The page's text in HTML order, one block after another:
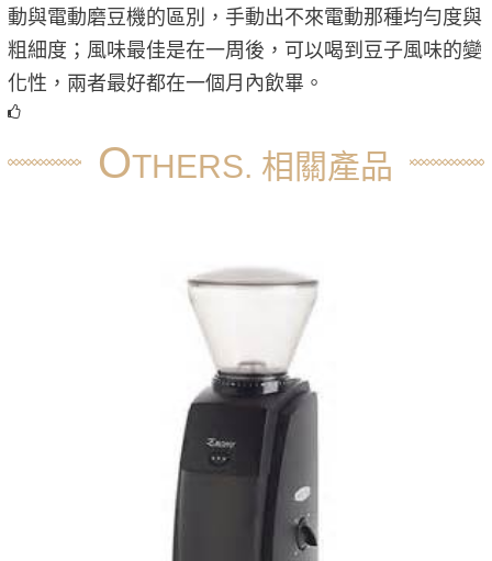
動與電動磨豆機的區別，手動出不來電動那種均勻度與
粗細度；風味最佳是在一周後，可以喝到豆子風味的變
化性，兩者最好都在一個月內飲畢。
OTHERS. 相關產品